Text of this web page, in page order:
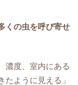
くの虫を呼び寄せ
濃度、室内にある
ように見える」